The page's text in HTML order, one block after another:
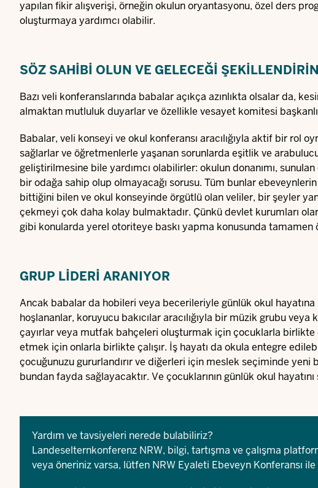
yapılan fikir alışverişi, örneğin okulun oryantasyonu, özel ders
oluşturmaya yardımcı olabilir.
SÖZ SAHIBI OLUN VE GELECEĞI ŞEKILLENDIRIN
Bazı veli konferanslarında babalar açıkça azınlıkta olsalar da,
almaktan mutluluk duyarlar ve özellikle vesayet komitesi
Babalar, veli konseyi ve okul konferansı aracılığıyla aktif bir rol
sağlarlar ve öğretmenlerle yaşanan sorunlarda eşitlik ve
geliştirilmesine bile yardımcı olabilirler: okulun donanımı,
bir odağa sahip olup olmayacağı sorusu. Tüm bunlar
bittiğini bilen ve okul konseyinde örgütlü olan veliler, bir şeyler
çekmeyi çok daha kolay bulmaktadır. Çünkü devlet kurumları
gibi konularda yerel otoriteye baskı yapma konusunda tamamen
GRUP LIDERI ARANIYOR
Ancak babalar da hobileri veya becerileriyle günlük okul
hoşlananlar, koruyucu bakıcılar aracılığıyla bir müzik grubu
çayırlar veya mutfak bahçeleri oluşturmak için çocuklarla
etmek için onlarla birlikte çalışır. İş hayatı da okula entegre
çocuğunuzu gururlandırır ve diğerleri için meslek seçiminde
bundan fayda sağlayacaktır. Ve çocuklarının günlük okul
Yardım ve tavsiyeleri nerede bulabiliriz?
Landeselternkonferenz NRW, bilgi, tartışma ve çalışma
veya öneriniz varsa, lütfen NRW Eyaleti Ebeveyn Konferansı